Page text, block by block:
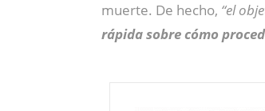
muerte. De hecho, “el
rápida sobre cómo